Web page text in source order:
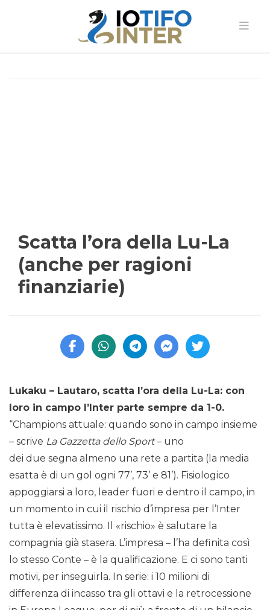
Scatta l’ora della Lu-La
(anche per ragioni
finanziarie)
Lukaku – Lautaro, scatta l’ora della Lu-La: con
loro in campo l’Inter parte sempre da 1-0.
“Champions attuale: quando sono in campo insieme
– scrive La Gazzetta dello Sport– uno
dei due segna almeno una rete a partita (la media
esatta è di un gol ogni 77’, 73’ e 81’). Fisiologico
appoggiarsi a loro, leader fuori e dentro il campo, in
un momento in cui il rischio d’impresa per l’Inter
tutta è elevatissimo. Il «rischio» è salutare la
compagnia già stasera. L’impresa – l’ha definita così
lo stesso Conte – è la qualificazione. E ci sono tanti
motivi, per inseguirla. In serie: i 10 milioni di
differenza di incasso tra gli ottavi e la retrocessione